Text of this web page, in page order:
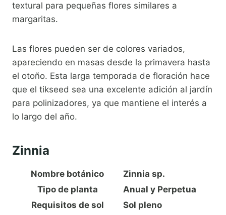
textural para pequeñas flores similares a
margaritas.
Las flores pueden ser de colores variados,
apareciendo en masas desde la primavera hasta
el otoño. Esta larga temporada de floración hace
que el tikseed sea una excelente adición al jardín
para polinizadores, ya que mantiene el interés a
lo largo del año.
Zinnia
Nombre botánico
Zinnia sp.
Tipo de planta
Anual y Perpetua
Requisitos de sol
Sol pleno